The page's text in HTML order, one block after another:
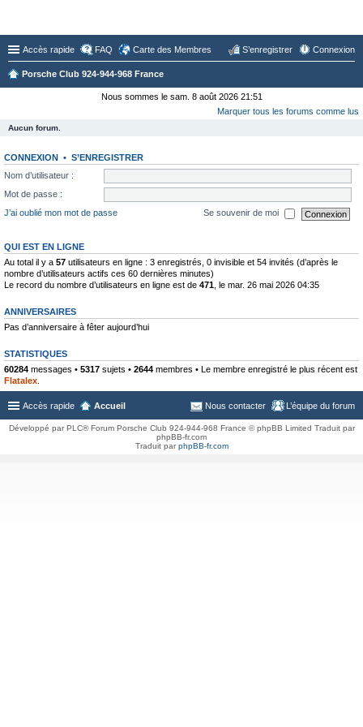
Accès rapide FAQ Carte des Membres Connexion
S’enregistrer
Porsche Club 924-944-968 France
Nous sommes le sam. 8 août 2026 21:51
Marquer tous les forums comme lus
Aucun forum.
CONNEXION • S’ENREGISTRER
Nom d’utilisateur :
Mot de passe :
J’ai oublié mon mot de passe
Se souvenir de moi
QUI EST EN LIGNE
Au total il y a 57 utilisateurs en ligne : 3 enregistrés, 0 invisible et 54 invités (d’après le
nombre d’utilisateurs actifs ces 60 dernières minutes)
Le record du nombre d’utilisateurs en ligne est de 471 , le mar. 26 mai 2026 04:35
ANNIVERSAIRES
Pas d’anniversaire à fêter aujourd’hui
STATISTIQUES
60284 messages • 5317 sujets • 2644 membres • Le membre enregistré le plus récent est
Flatalex
Accès rapide Accueil L’équipe du forum
Nous contacter
Développé par PLC® Forum Porsche Club 924-944-968 France © phpBB Limited Traduit par
phpBB-fr.com
Traduit parphpBB-fr.com